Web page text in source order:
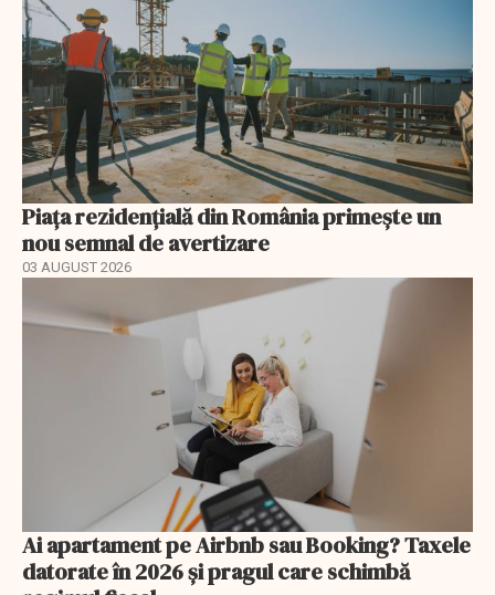
Piața rezidențială din România primește un
nou semnal de avertizare
03 AUGUST 2026
Ai apartament pe Airbnb sau Booking? Taxele
datorate în 2026 și pragul care schimbă